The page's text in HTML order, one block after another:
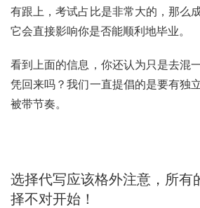
有跟上，考试占比是非常大的，那么
它会直接影响你是否能顺利地毕业。
看到上面的信息，你还认为只是去混
凭回来吗？我们一直提倡的是要有独
被带节奏。
选择代写应该格外注意，所有
择不对开始！